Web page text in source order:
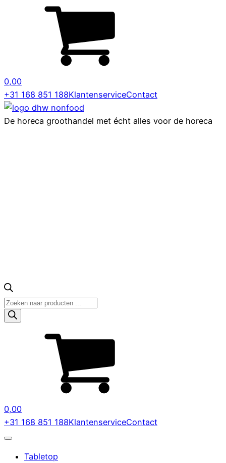
0,00
+31 168 851 188KlantenserviceContact
De horeca groothandel met écht alles voor de horeca
Producten
zoeken
0,00
+31 168 851 188KlantenserviceContact
Tabletop